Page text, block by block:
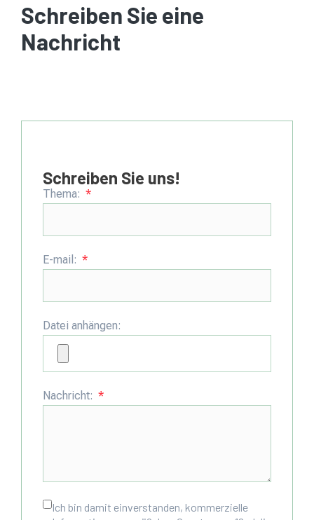
Schreiben Sie eine
Nachricht
Schreiben Sie uns!
Thema:
E-mail:
Datei anhängen:
Nachricht:
Ich bin damit einverstanden, kommerzielle